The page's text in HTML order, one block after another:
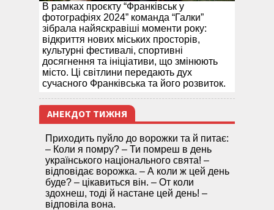
В рамках проєкту “Франківськ у
фотографіях 2024” команда “Галки”
зібрала найяскравіші моменти року:
відкриття нових міських просторів,
культурні фестивалі, спортивні
досягнення та ініціативи, що змінюють
місто. Ці світлини передають дух
сучасного Франківська та його розвиток.
АНЕКДОТ ТИЖНЯ
Приходить пуйло до ворожки та й питає:
– Коли я помру? – Ти помреш в день
українського національного свята! –
відповідає ворожка. – А коли ж цей день
буде? – цікавиться він. – От коли
здохнеш, тоді й настане цей день! –
відповіла вона.